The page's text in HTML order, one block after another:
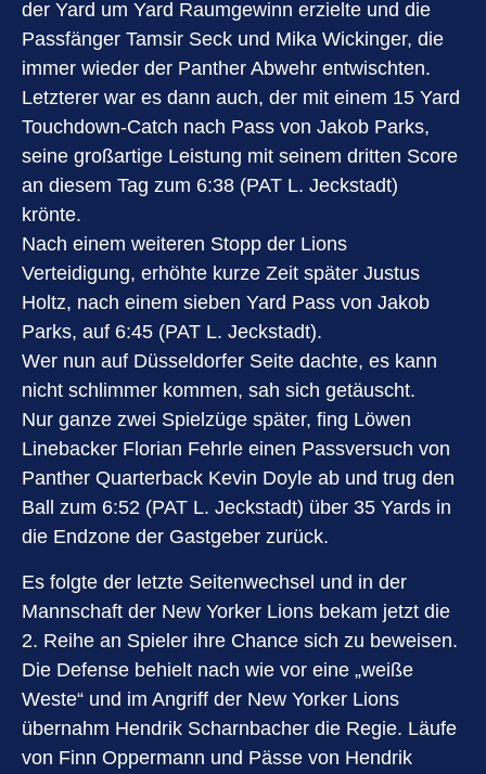
der Yard um Yard Raumgewinn erzielte und die
Passfänger Tamsir Seck und Mika Wickinger, die
immer wieder der Panther Abwehr entwischten.
Letzterer war es dann auch, der mit einem 15 Yard
Touchdown-Catch nach Pass von Jakob Parks,
seine großartige Leistung mit seinem dritten Score
an diesem Tag zum 6:38 (PAT L. Jeckstadt)
krönte.
Nach einem weiteren Stopp der Lions
Verteidigung, erhöhte kurze Zeit später Justus
Holtz, nach einem sieben Yard Pass von Jakob
Parks, auf 6:45 (PAT L. Jeckstadt).
Wer nun auf Düsseldorfer Seite dachte, es kann
nicht schlimmer kommen, sah sich getäuscht.
Nur ganze zwei Spielzüge später, fing Löwen
Linebacker Florian Fehrle einen Passversuch von
Panther Quarterback Kevin Doyle ab und trug den
Ball zum 6:52 (PAT L. Jeckstadt) über 35 Yards in
die Endzone der Gastgeber zurück.
Es folgte der letzte Seitenwechsel und in der
Mannschaft der New Yorker Lions bekam jetzt die
2. Reihe an Spieler ihre Chance sich zu beweisen.
Die Defense behielt nach wie vor eine „weiße
Weste“ und im Angriff der New Yorker Lions
übernahm Hendrik Scharnbacher die Regie. Läufe
von Finn Oppermann und Pässe von Hendrik